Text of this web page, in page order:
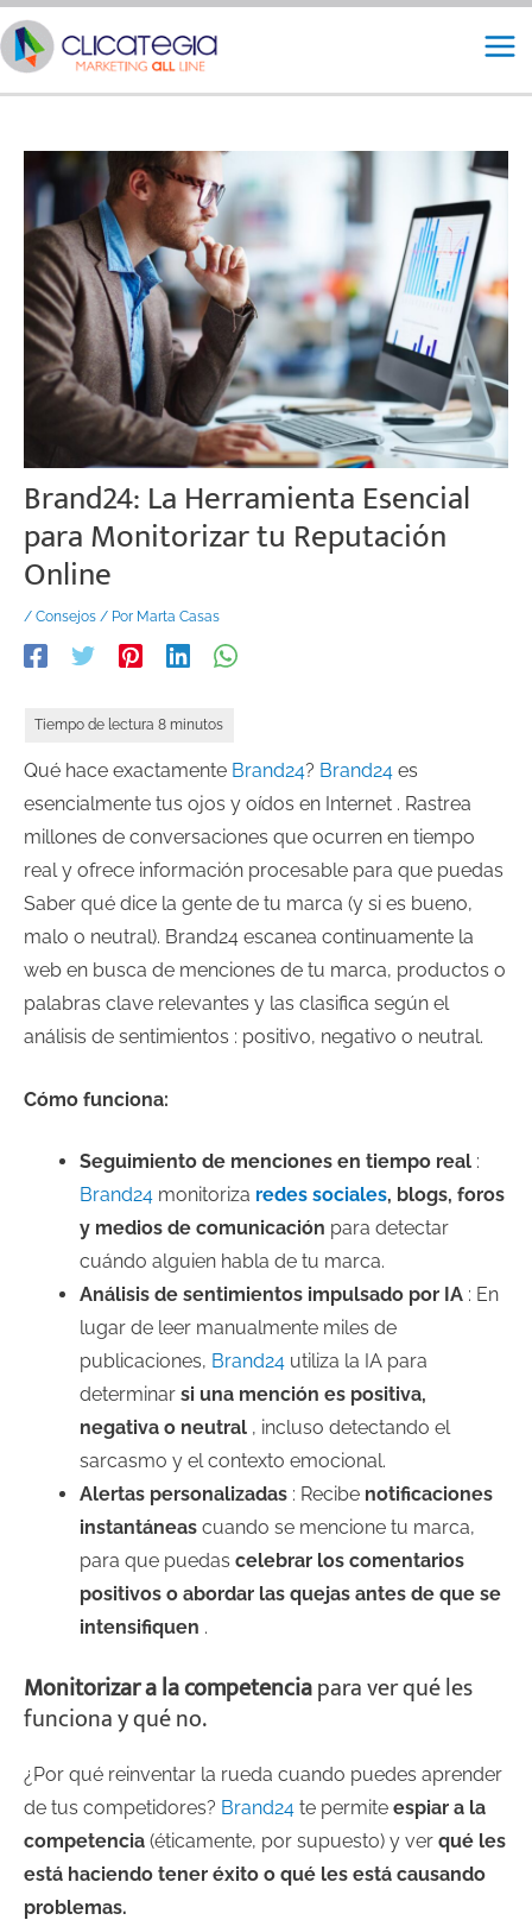
Ir
al
Brand24: La Herramienta Esencial
para Monitorizar tu Reputación
Online
/ Consejos / Por Marta Casas
Qué hace exactamente Brand24? Brand24 es
esencialmente tus ojos y oídos en Internet . Rastrea
millones de conversaciones que ocurren en tiempo
real y ofrece información procesable para que puedas
Saber qué dice la gente de tu marca (y si es bueno,
malo o neutral). Brand24 escanea continuamente la
web en busca de menciones de tu marca, productos o
palabras clave relevantes y las clasifica según el
análisis de sentimientos : positivo, negativo o neutral.
Cómo funciona:
Seguimiento de menciones en tiempo real :
Brand24monitoriza redes sociales, blogs, foros
y medios de comunicación para detectar
cuándo alguien habla de tu marca.
Análisis de sentimientos impulsado por IA : En
lugar de leer manualmente miles de
publicaciones, Brand24utiliza la IA para
determinar si una mención es positiva,
negativa o neutral , incluso detectando el
sarcasmo y el contexto emocional.
Alertas personalizadas : Recibe notificaciones
instantáneas cuando se mencione tu marca,
para que puedas celebrar los comentarios
positivos o abordar las quejas antes de que se
intensifiquen .
Monitorizar a la competenciapara ver qué les
funciona y qué no.
¿Por qué reinventar la rueda cuando puedes aprender
de tus competidores? Brand24 te permite espiar a la
competencia (éticamente, por supuesto) y ver qué les
está haciendo tener éxito o qué les está causando
problemas.